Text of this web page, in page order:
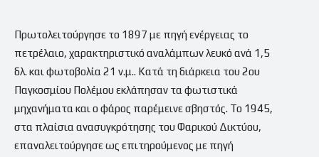
Πρωτολειτούργησε το 1897 με πηγή ενέργειας το
πετρέλαιο, χαρακτηριστικό αναλάμπων λευκό ανά 1,5
δλ. και φωτοβολία 21 ν.μ.. Κατά τη διάρκεια του 2ου
Παγκοσμίου Πολέμου εκλάπησαν τα φωτιστικά
μηχανήματα και ο φάρος παρέμεινε σβηστός. Το 1945,
στα πλαίσια ανασυγκρότησης του Φαρικού Δικτύου,
επαναλειτούργησε ως επιτηρούμενος με πηγή